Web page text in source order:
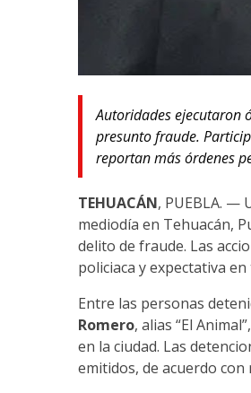
Autoridades ejecutaron
presunto fraude.
reportan más órdenes
TEHUACÁN, PUEBLA. —
mediodía en Tehuacán,
delito de fraude. Las
policiaca y expectativa
Entre las personas
Romero, alias “El
en la ciudad. Las
emitidos, de acuerdo